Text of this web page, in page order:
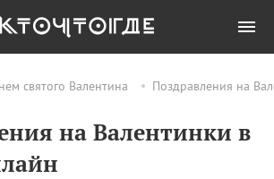
святого Валентина Поздравления на
на Валентинки в
ПРАЗДНИКИ Все
09.08 День памяти
великомученика и